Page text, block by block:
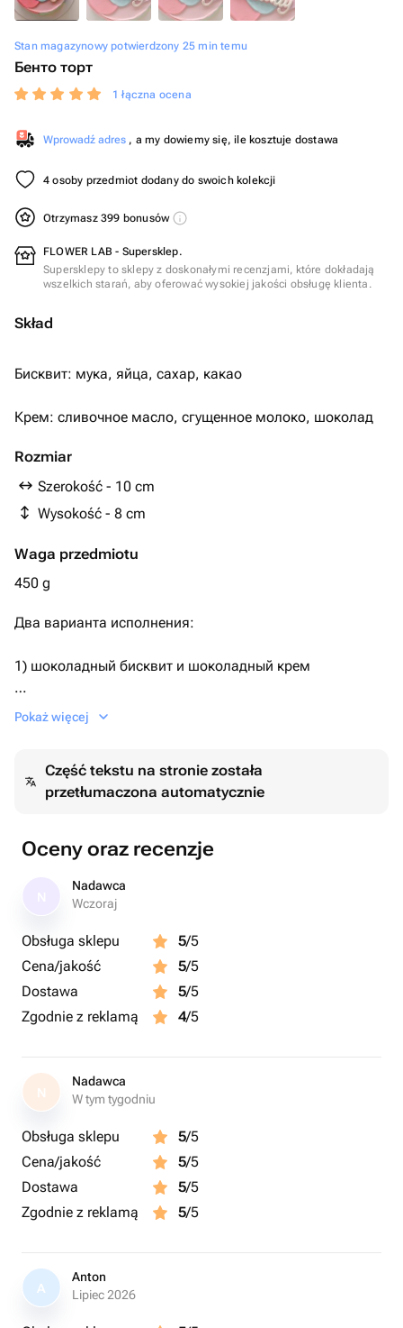
Stan magazynowy potwierdzony 25 min temu
Бенто торт
1 łączna ocena
Wprowadź adres , a my dowiemy się, ile kosztuje dostawa
4 osoby przedmiot dodany do swoich kolekcji
Otrzymasz 399 bonusów
FLOWER LAB - Supersklep.
Supersklepy to sklepy z doskonałymi recenzjami, które dokładają
wszelkich starań, aby oferować wysokiej jakości obsługę klienta.
Skład
Бисквит: мука, яйца, сахар, какао
Крем: сливочное масло, сгущенное молоко, шоколад
Rozmiar
Szerokość - 10 cm
Wysokość - 8 cm
Waga przedmiotu
450 g
Два варианта исполнения:
1) шоколадный бисквит и шоколадный крем
2) ванильный бисквит, ванильный крем.
Необходимый Вариант можно указать комментарием
Дизайн также можно обговорить после оформления
Pokaż więcej
Część tekstu na stronie została
przetłumaczona automatycznie
Oceny oraz recenzje
Nadawca
Wczoraj
Obsługa sklepu 5/5
Cena/jakość
5/5
Dostawa
5/5
Zgodnie z reklamą
4/5
N
Nadawca
W tym tygodniu
Obsługa sklepu 5/5
Cena/jakość
5/5
Dostawa
5/5
Zgodnie z reklamą
5/5
A
Anton
Lipiec 2026